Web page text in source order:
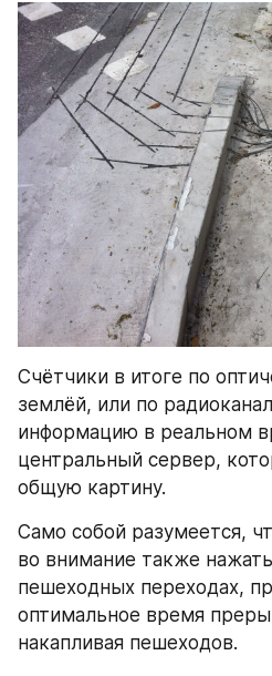
Счётчики в итоге по
землёй, или по
информацию в реальном
центральный сервер,
общую картину.
Само собой разумеется,
во внимание также
пешеходных переходах,
оптимальное время
накапливая пешеходов.